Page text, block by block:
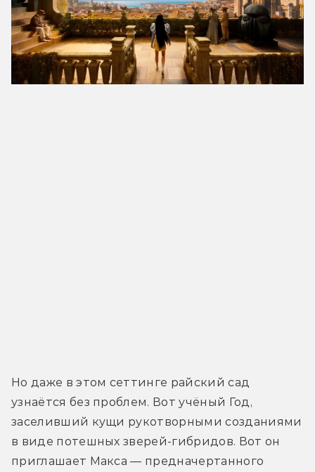
Но даже в этом сеттинге райский сад
узнаётся без проблем. Вот учёный Год,
заселивший кущи рукотворными созданиями
в виде потешных зверей-гибридов. Вот он
приглашает Макса — предначертанного